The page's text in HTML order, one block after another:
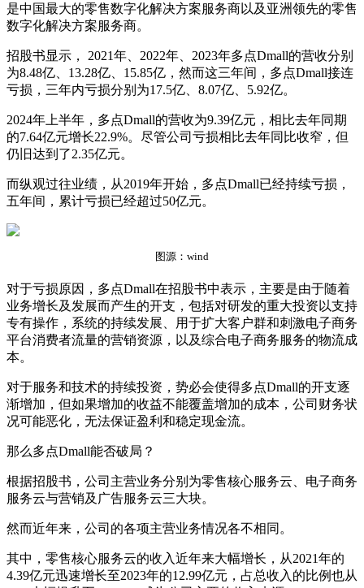
是中国最大的零售数字化解决方案服务商以及亚洲领先的零售
数字化解决方案服务商。
招股书显示， 2021年、2022年、2023年多点Dmall的营收分别
为8.48亿、13.28亿、15.85亿，然而这三年间，多点Dmall接连
亏损，三年内亏损分别为17.5亿、8.07亿、5.92亿。
2024年上半年，多点Dmall的营收为9.39亿元，相比去年同期
的7.64亿元增长22.9%。尽管公司亏损相比去年同比收窄，但
仍旧达到了2.35亿元。
而纵观过往业绩，从2019年开始，多点Dmall已经持续亏损，
五年间，累计亏损已经超过50亿元。
图源：wind
对于亏损原因，多点Dmall在招股书中表示，主要是由于随着
业务增长及发展而产生的开支，包括对研发的重大投资以支持
专有操作，系统的持续发展、用于扩大客户群和刺激电子商务
平台消费者流量的营销资源，以及综合电子商务服务的物流成
本。
对于服务和技术的持续投资，势必会使得多点Dmall的开支逐
渐增加，但如果增加的收益不能覆盖增加的成本，公司财务状
况可能恶化，无法保证盈利和稳定现金流。
那么多点Dmall能否破局？
根据招股书，公司主营业务分别为零售核心服务云、电子商务
服务云与营销及广告服务云三大块。
然而近年来，公司的各项主营业务情况各不相同。
其中，零售核心服务云的收入近年来大幅增长，从2021年的
4.39亿元迅速增长至2023年的12.99亿元，占总收入的比例也从